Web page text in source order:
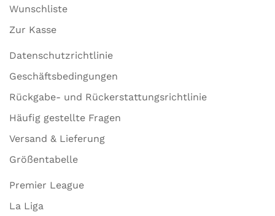
Wunschliste
Zur Kasse
Datenschutzrichtlinie
Geschäftsbedingungen
Rückgabe- und Rückerstattungsrichtlinie
Häufig gestellte Fragen
Versand & Lieferung
Größentabelle
Premier League
La Liga